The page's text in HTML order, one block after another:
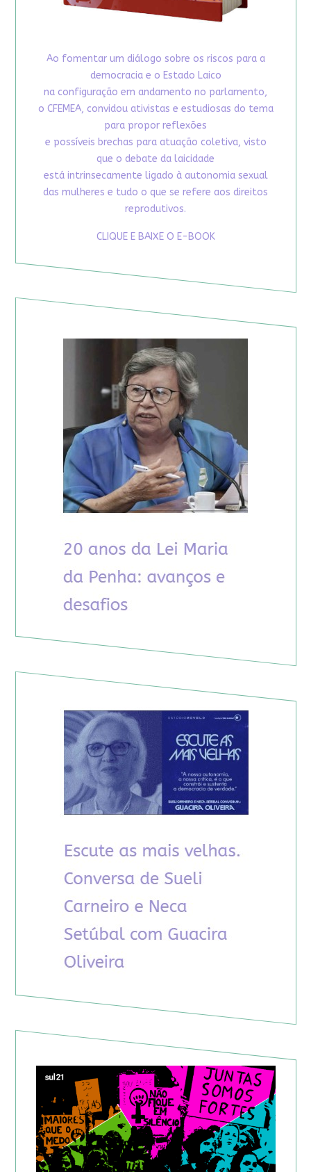
Ao fomentar um diálogo sobre os riscos para a
democracia e o Estado Laico
na configuração em andamento no parlamento,
o CFEMEA, convidou ativistas e estudiosas do tema
para propor reflexões
e possíveis brechas para atuação coletiva, visto
que o debate da laicidade
está intrinsecamente ligado à autonomia sexual
das mulheres e tudo o que se refere aos direitos
reprodutivos.
CLIQUE E BAIXE O E-BOOK